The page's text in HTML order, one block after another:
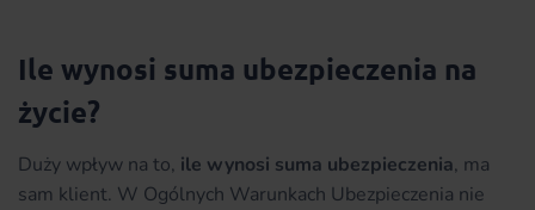
Ile wynosi suma ubezpieczenia na
życie?
Duży wpływ na to, ile wynosi suma ubezpieczenia, ma
sam klient. W Ogólnych Warunkach Ubezpieczenia nie